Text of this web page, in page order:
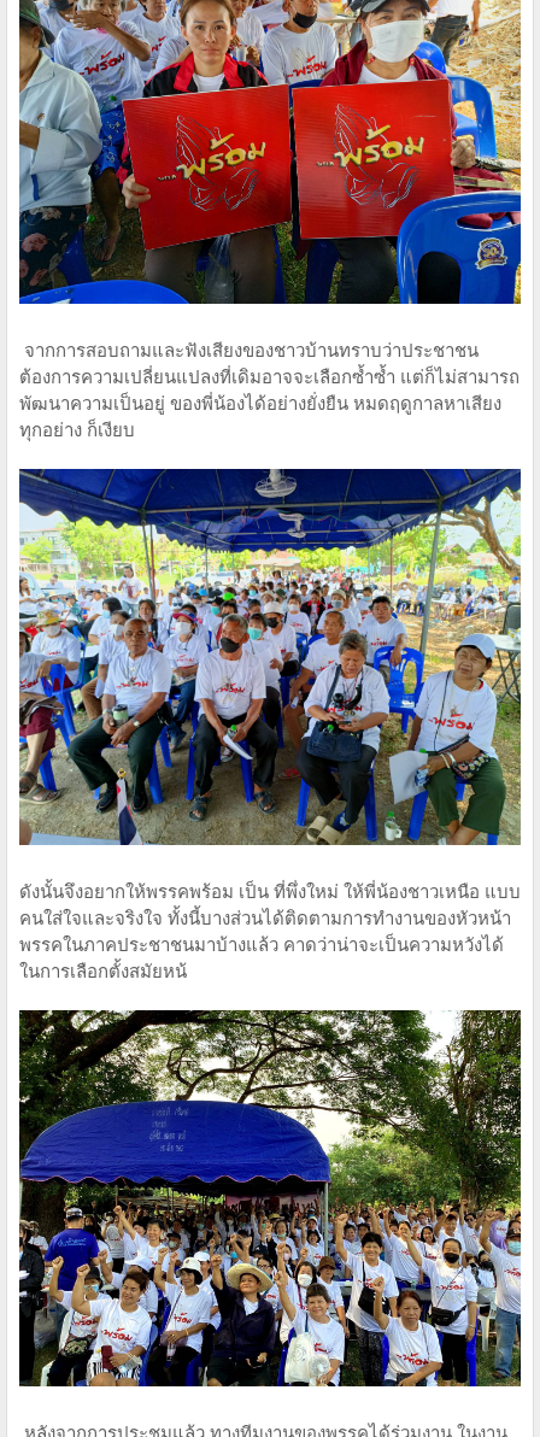
จากการสอบถามและฟังเสียงของชาวบ้านทราบว่าประชาชน
ต้องการความเปลี่ยนแปลงที่เดิมอาจจะเลือกซ้ำซ้ำ แต่ก็ไม่สามารถ
พัฒนาความเป็นอยู่ ของพี่น้องได้อย่างยั่งยืน หมดฤดูกาลหาเสียง
ทุกอย่าง ก็เงียบ
ดังนั้นจึงอยากให้พรรคพร้อม เป็น ที่พึ่งใหม่ ให้พี่น้องชาวเหนือ แบบ
คนใส่ใจและจริงใจ ทั้งนี้บางส่วนได้ติดตามการทำงานของหัวหน้า
พรรคในภาคประชาชนมาบ้างแล้ว คาดว่าน่าจะเป็นความหวังได้
ในการเลือกตั้งสมัยหน้
หลังจากการประชุมแล้ว ทางทีมงานของพรรคได้ร่วมงาน ในงาน